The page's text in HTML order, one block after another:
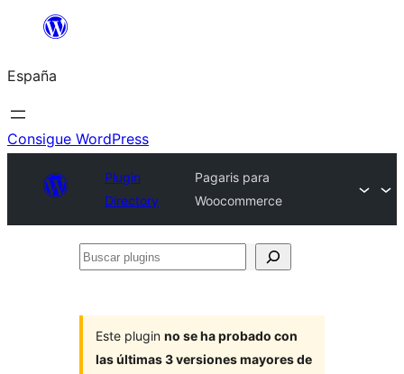
Saltar
contenido
España
Consigue WordPress
Plugin
Directory
Pagaris para
Woocommerce
Buscar
Este plugin no se ha probado con
las últimas 3 versiones mayores de